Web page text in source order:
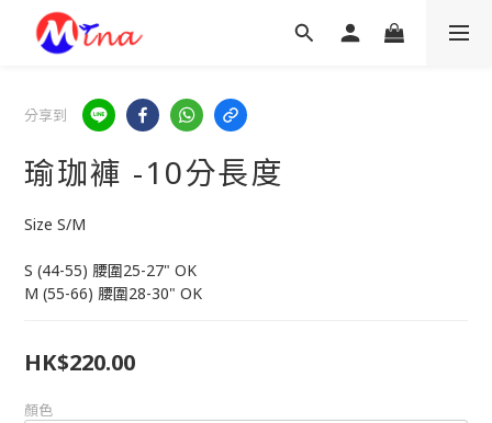
分享到
瑜珈褲 -10分長度
Size S/M
S (44-55) 腰圍25-27" OK
M (55-66) 腰圍28-30" OK
HK$220.00
顏色